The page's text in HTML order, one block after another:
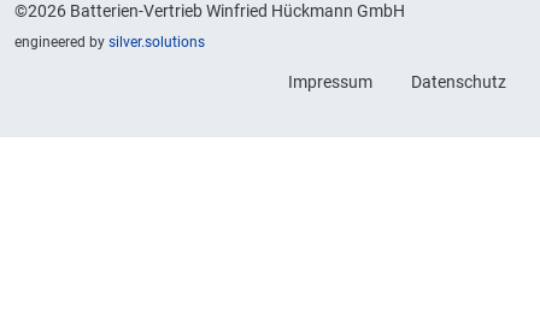
©2026 Batterien-Vertrieb Winfried Hückmann GmbH
engineered by silver.solutions
Impressum Datenschutz